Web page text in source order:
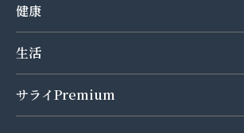
健康
生活
サライPremium